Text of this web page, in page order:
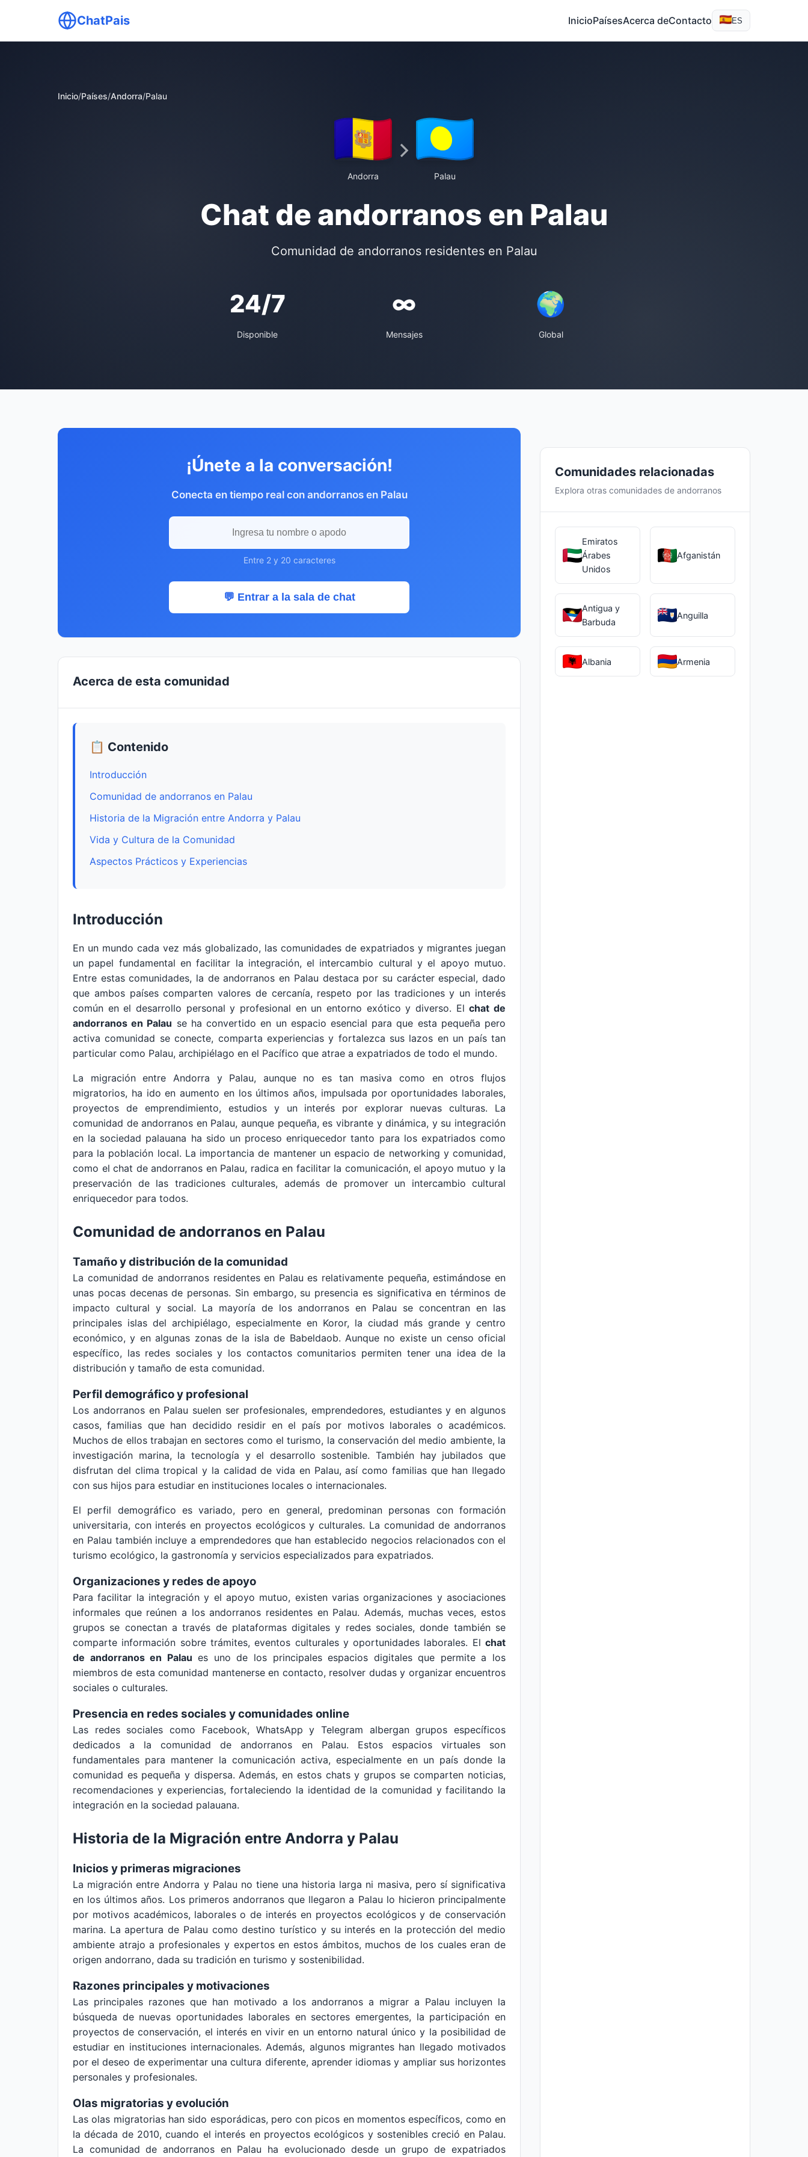
ChatPais InicioPaísesAcerca deContacto ES
Inicio/Países/Andorra/Palau
Andorra Palau
Chat de andorranos en Palau
Comunidad de andorranos residentes en Palau
24/7
Disponible
∞
Mensajes
🌍
Global
¡Únete a la conversación!
Conecta en tiempo real con andorranos en Palau
Entre 2 y 20 caracteres
💬 Entrar a la sala de chat
Acerca de esta comunidad
📋 Contenido
Introducción
Comunidad de andorranos en Palau
Historia de la Migración entre Andorra y Palau
Vida y Cultura de la Comunidad
Aspectos Prácticos y Experiencias
Introducción
En un mundo cada vez más globalizado, las comunidades de expatriados y migrantes juegan
un papel fundamental en facilitar la integración, el intercambio cultural y el apoyo mutuo.
Entre estas comunidades, la de andorranos en Palau destaca por su carácter especial, dado
que ambos países comparten valores de cercanía, respeto por las tradiciones y un interés
común en el desarrollo personal y profesional en un entorno exótico y diverso. Elchat de
andorranos en Palau se ha convertido en un espacio esencial para que esta pequeña pero
activa comunidad se conecte, comparta experiencias y fortalezca sus lazos en un país tan
particular como Palau, archipiélago en el Pacífico que atrae a expatriados de todo el mundo.
La migración entre Andorra y Palau, aunque no es tan masiva como en otros flujos
migratorios, ha ido en aumento en los últimos años, impulsada por oportunidades laborales,
proyectos de emprendimiento, estudios y un interés por explorar nuevas culturas. La
comunidad de andorranos en Palau, aunque pequeña, es vibrante y dinámica, y su integración
en la sociedad palauana ha sido un proceso enriquecedor tanto para los expatriados como
para la población local. La importancia de mantener un espacio de networking y comunidad,
como el chat de andorranos en Palau, radica en facilitar la comunicación, el apoyo mutuo y la
preservación de las tradiciones culturales, además de promover un intercambio cultural
enriquecedor para todos.
Comunidad de andorranos en Palau
Tamaño y distribución de la comunidad
La comunidad de andorranos residentes en Palau es relativamente pequeña, estimándose en
unas pocas decenas de personas. Sin embargo, su presencia es significativa en términos de
impacto cultural y social. La mayoría de los andorranos en Palau se concentran en las
principales islas del archipiélago, especialmente en Koror, la ciudad más grande y centro
económico, y en algunas zonas de la isla de Babeldaob. Aunque no existe un censo oficial
específico, las redes sociales y los contactos comunitarios permiten tener una idea de la
distribución y tamaño de esta comunidad.
Perfil demográfico y profesional
Los andorranos en Palau suelen ser profesionales, emprendedores, estudiantes y en algunos
casos, familias que han decidido residir en el país por motivos laborales o académicos.
Muchos de ellos trabajan en sectores como el turismo, la conservación del medio ambiente, la
investigación marina, la tecnología y el desarrollo sostenible. También hay jubilados que
disfrutan del clima tropical y la calidad de vida en Palau, así como familias que han llegado
con sus hijos para estudiar en instituciones locales o internacionales.
El perfil demográfico es variado, pero en general, predominan personas con formación
universitaria, con interés en proyectos ecológicos y culturales. La comunidad de andorranos
en Palau también incluye a emprendedores que han establecido negocios relacionados con el
turismo ecológico, la gastronomía y servicios especializados para expatriados.
Organizaciones y redes de apoyo
Para facilitar la integración y el apoyo mutuo, existen varias organizaciones y asociaciones
informales que reúnen a los andorranos residentes en Palau. Además, muchas veces, estos
grupos se conectan a través de plataformas digitales y redes sociales, donde también se
comparte información sobre trámites, eventos culturales y oportunidades laborales. El chat
de andorranos en Palau es uno de los principales espacios digitales que permite a los
miembros de esta comunidad mantenerse en contacto, resolver dudas y organizar encuentros
sociales o culturales.
Presencia en redes sociales y comunidades online
Las redes sociales como Facebook, WhatsApp y Telegram albergan grupos específicos
dedicados a la comunidad de andorranos en Palau. Estos espacios virtuales son
fundamentales para mantener la comunicación activa, especialmente en un país donde la
comunidad es pequeña y dispersa. Además, en estos chats y grupos se comparten noticias,
recomendaciones y experiencias, fortaleciendo la identidad de la comunidad y facilitando la
integración en la sociedad palauana.
Historia de la Migración entre Andorra y Palau
Inicios y primeras migraciones
La migración entre Andorra y Palau no tiene una historia larga ni masiva, pero sí significativa
en los últimos años. Los primeros andorranos que llegaron a Palau lo hicieron principalmente
por motivos académicos, laborales o de interés en proyectos ecológicos y de conservación
marina. La apertura de Palau como destino turístico y su interés en la protección del medio
ambiente atrajo a profesionales y expertos en estos ámbitos, muchos de los cuales eran de
origen andorrano, dada su tradición en turismo y sostenibilidad.
Razones principales y motivaciones
Las principales razones que han motivado a los andorranos a migrar a Palau incluyen la
búsqueda de nuevas oportunidades laborales en sectores emergentes, la participación en
proyectos de conservación, el interés en vivir en un entorno natural único y la posibilidad de
estudiar en instituciones internacionales. Además, algunos migrantes han llegado motivados
por el deseo de experimentar una cultura diferente, aprender idiomas y ampliar sus horizontes
personales y profesionales.
Olas migratorias y evolución
Las olas migratorias han sido esporádicas, pero con picos en momentos específicos, como en
la década de 2010, cuando el interés en proyectos ecológicos y sostenibles creció en Palau.
La comunidad de andorranos en Palau ha evolucionado desde un grupo de expatriados
Comunidades relacionadas
Explora otras comunidades de andorranos
Emiratos
Árabes
Unidos
Afganistán
Antigua y
Barbuda
Anguilla
Albania Armenia